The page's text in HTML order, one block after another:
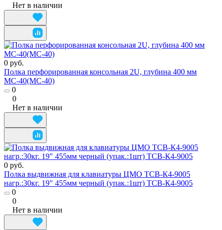
Нет в наличии
0 руб.
Полка перфорированная консольная 2U, глубина 400 мм
МС-40(МС-40)
0
0
Нет в наличии
0 руб.
Полка выдвижная для клавиатуры ЦМО ТСВ-К4-9005
нагр.:30кг. 19" 455мм черный (упак.:1шт) ТСВ-К4-9005
0
0
Нет в наличии